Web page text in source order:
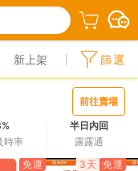
新上架 篩選
前往賣場
時率
半日內回
露露通
免運 3天 免運